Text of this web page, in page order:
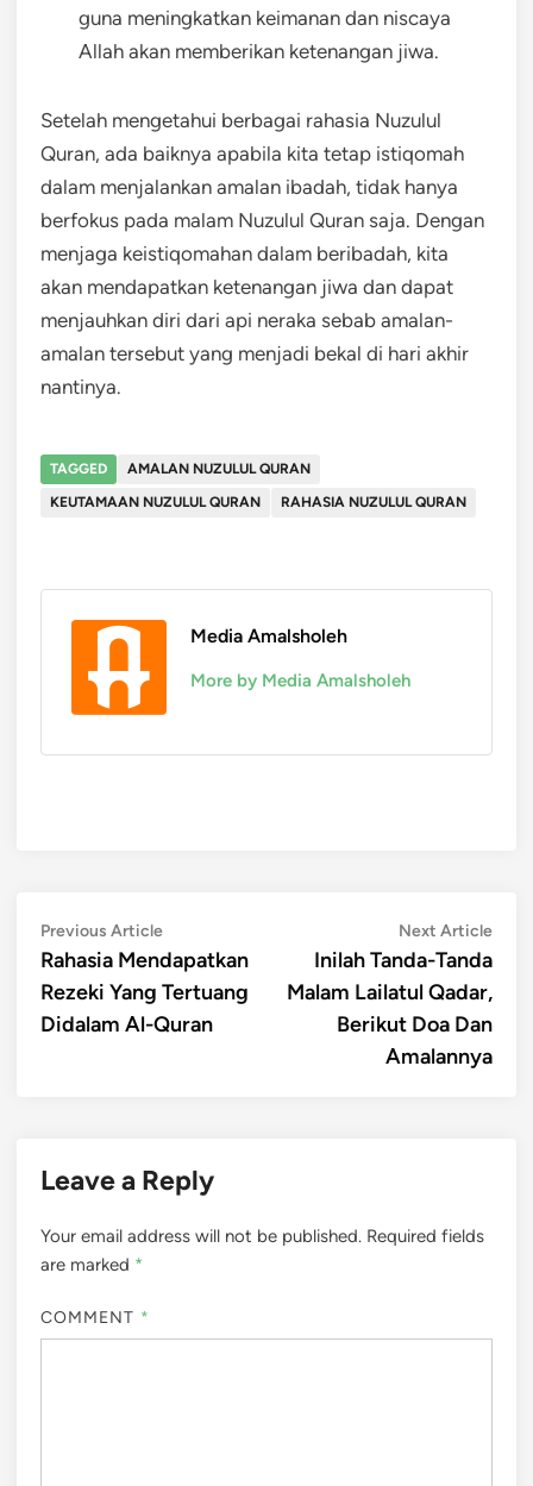
guna meningkatkan keimanan dan niscaya
Allah akan memberikan ketenangan jiwa.
Setelah mengetahui berbagai rahasia Nuzulul
Quran, ada baiknya apabila kita tetap istiqomah
dalam menjalankan amalan ibadah, tidak hanya
berfokus pada malam Nuzulul Quran saja. Dengan
menjaga keistiqomahan dalam beribadah, kita
akan mendapatkan ketenangan jiwa dan dapat
menjauhkan diri dari api neraka sebab amalan-
amalan tersebut yang menjadi bekal di hari akhir
nantinya.
TAGGED
AMALAN NUZULUL QURAN
KEUTAMAAN NUZULUL QURAN
RAHASIA NUZULUL QURAN
Media Amalsholeh
More by Media Amalsholeh
Post
navigation
Previous ArticlePrevious
article:
Rahasia Mendapatkan
Rezeki Yang Tertuang
Didalam Al-Quran
Next ArticleNext
Inilah Tanda-Tanda
Malam Lailatul Qadar,
Berikut Doa Dan
Amalannya
Leave a Reply
Your email address will not be published. Required fields
are marked *
COMMENT *